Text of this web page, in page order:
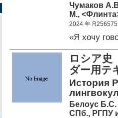
Чумаков
М.,
2024 年 R256575
«Я хочу
ロシア史
ダー用テ
История
Белоус Б.С.
СПб., РГПУ